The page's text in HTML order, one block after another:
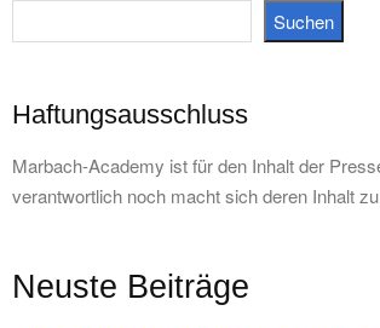
Suchen
Haftungsausschluss
Marbach-Academy ist für den Inhalt der
verantwortlich noch macht sich deren Inhalt
Neuste Beiträge